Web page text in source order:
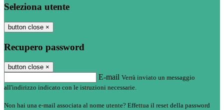
Seleziona utente
button close ×
Recupero password
button close ×
E-mail Verrà inviato un messaggio
all'indirizzo indicato con le istruzioni necessarie.
Non hai una e-mail associata al nome utente? Effettua il reset della password